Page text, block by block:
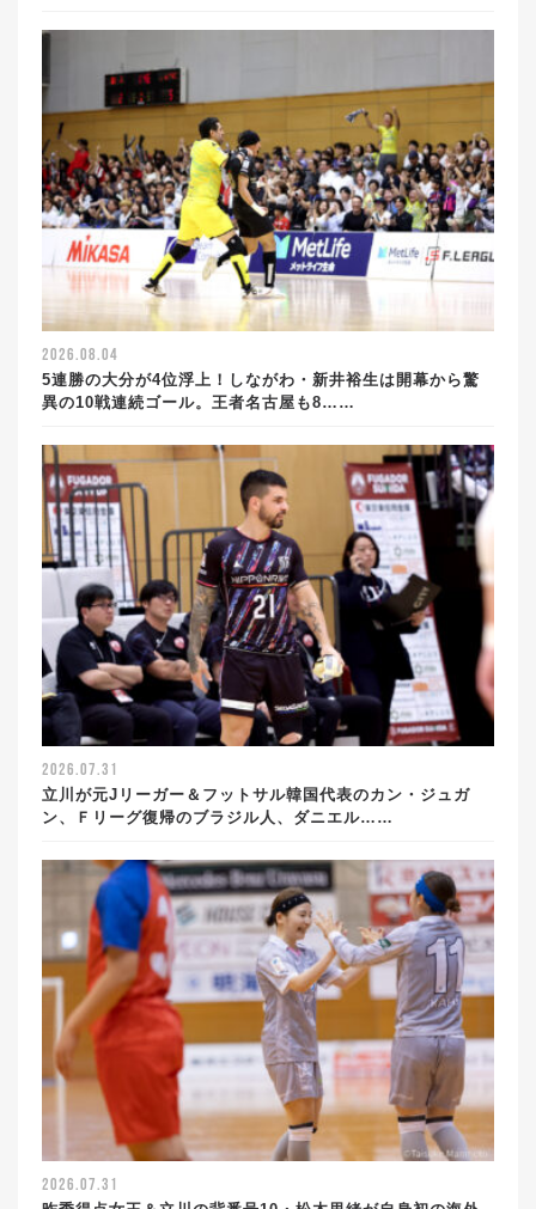
2026.08.04
5連勝の大分が4位浮上！しながわ・新井裕生は開幕から驚
異の10戦連続ゴール。王者名古屋も8……
2026.07.31
立川が元Jリーガー＆フットサル韓国代表のカン・ジュガ
ン、Ｆリーグ復帰のブラジル人、ダニエル……
2026.07.31